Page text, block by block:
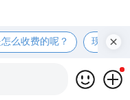
么收费的呢？ 现在有